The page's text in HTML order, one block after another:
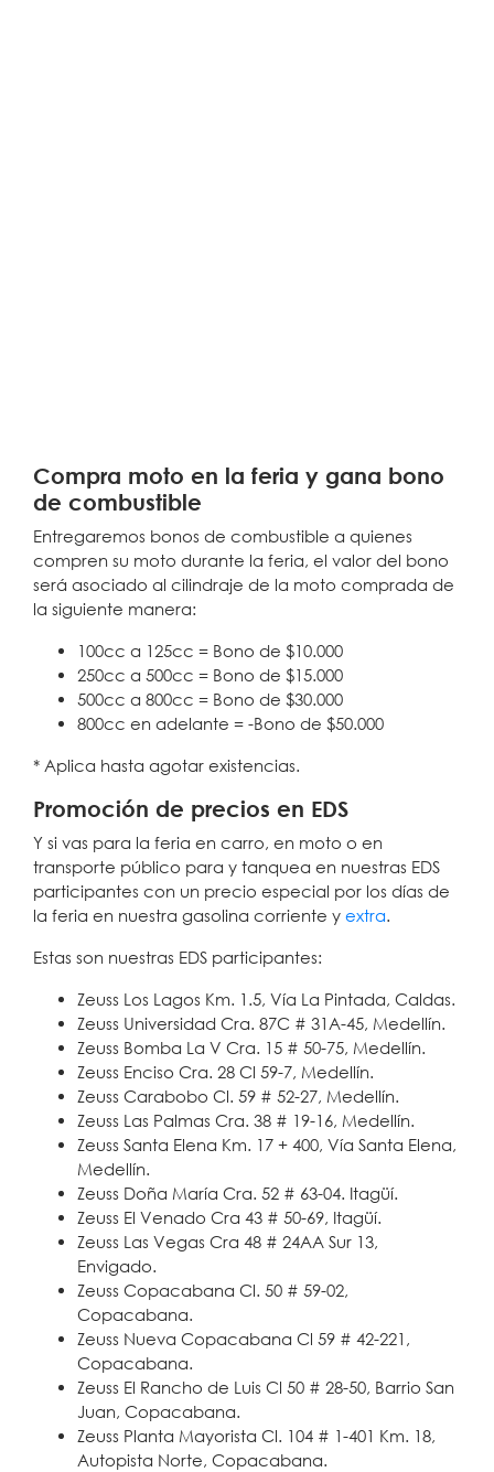
Compra moto en la feria y gana bono
de combustible
Entregaremos bonos de combustible a quienes
compren su moto durante la feria, el valor del bono
será asociado al cilindraje de la moto comprada de
la siguiente manera:
100cc a 125cc = Bono de $10.000
250cc a 500cc = Bono de $15.000
500cc a 800cc = Bono de $30.000
800cc en adelante = -Bono de $50.000
* Aplica hasta agotar existencias.
Promoción de precios en EDS
Y si vas para la feria en carro, en moto o en
transporte público para y tanquea en nuestras EDS
participantes con un precio especial por los días de
la feria en nuestra gasolina corriente y extra.
Estas son nuestras EDS participantes:
Zeuss Los Lagos Km. 1.5, Vía La Pintada, Caldas.
Zeuss Universidad Cra. 87C # 31A-45, Medellín.
Zeuss Bomba La V Cra. 15 # 50-75, Medellín.
Zeuss Enciso Cra. 28 Cl 59-7, Medellín.
Zeuss Carabobo Cl. 59 # 52-27, Medellín.
Zeuss Las Palmas Cra. 38 # 19-16, Medellín.
Zeuss Santa Elena Km. 17 + 400, Vía Santa Elena,
Medellín.
Zeuss Doña María Cra. 52 # 63-04. Itagüí.
Zeuss El Venado Cra 43 # 50-69, Itagüí.
Zeuss Las Vegas Cra 48 # 24AA Sur 13,
Envigado.
Zeuss Copacabana Cl. 50 # 59-02,
Copacabana.
Zeuss Nueva Copacabana Cl 59 # 42-221,
Copacabana.
Zeuss El Rancho de Luis Cl 50 # 28-50, Barrio San
Juan, Copacabana.
Zeuss Planta Mayorista Cl. 104 # 1-401 Km. 18,
Autopista Norte, Copacabana.